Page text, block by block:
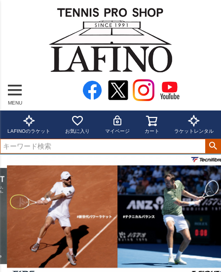
MENU
LAFINOのラケット お気に入り マイページ カート ラケットレンタル